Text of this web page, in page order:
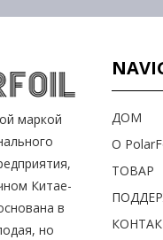
маркой
Китае-
в
но
ДОМ
О
ТОВАР